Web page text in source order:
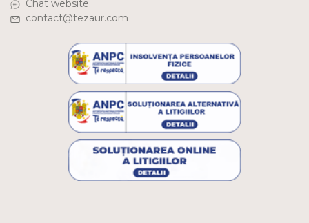
Chat website
contact@tezaur.com